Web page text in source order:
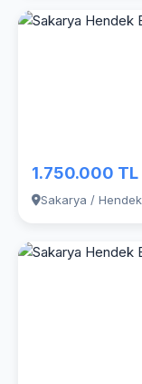
1.750.000 TL
Sakarya / Hendek